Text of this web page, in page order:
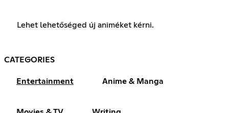
Lehet lehetőséged új animéket kérni.
CATEGORIES
Entertainment Anime & Manga